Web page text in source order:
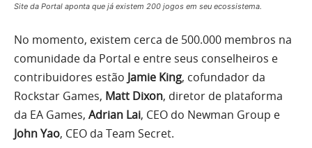
Site da Portal aponta que já existem 200 jogos em seu ecossistema.
No momento, existem cerca de 500.000 membros na
comunidade da Portal e entre seus conselheiros e
contribuidores estão Jamie King, cofundador da
Rockstar Games, Matt Dixon, diretor de plataforma
da EA Games, Adrian Lai, CEO do Newman Group e
John Yao, CEO da Team Secret.